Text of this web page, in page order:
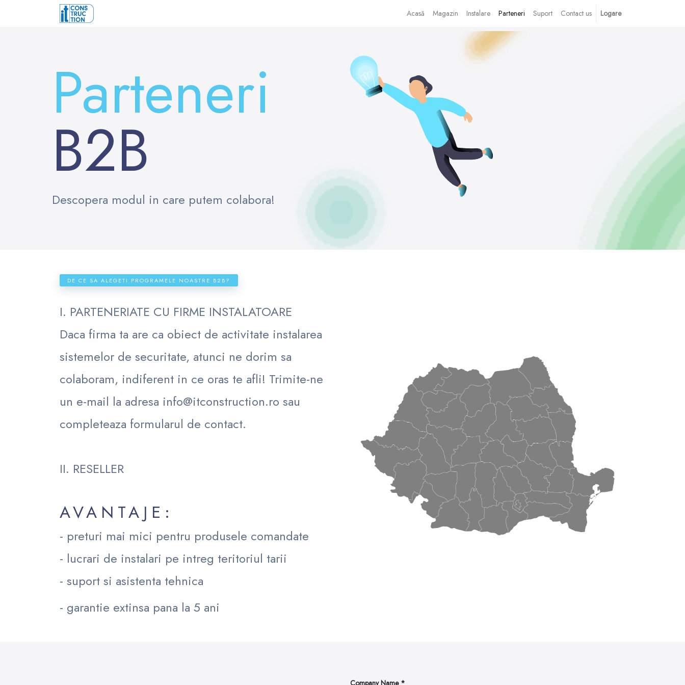
Acasă Magazin Instalare Parteneri Suport Contact us Logare
Parteneri
B2B
Descopera modul in care putem colabora!
DE CE SA ALEGETI PROGRAMELE NOASTRE B2B?
I. PARTENERIATE CU FIRME INSTALATOARE
Daca firma ta are ca obiect de activitate instalarea
sistemelor de securitate, atunci ne dorim sa
colaboram, indiferent in ce oras te afli! Trimite-ne
un e-mail la adresa info@itconstruction.ro sau
completeaza formularul de contact.
II. RESELLER
AVANTAJE:
- preturi mai mici pentru produsele comandate
- lucrari de instalari pe intreg teritoriul tarii
- suport si asistenta tehnica
- garantie extinsa pana la 5 ani
Company Name